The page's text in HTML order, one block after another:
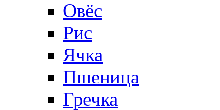
Овёс
Рис
Ячка
Пшеница
Гречка